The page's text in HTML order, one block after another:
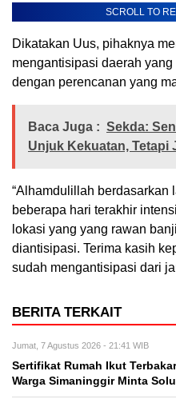
SCROLL TO
Dikatakan Uus, pihaknya
mengantisipasi daerah
dengan perencanan yang
Baca Juga : Sekda:
Unjuk Kekuatan, Tetapi
“Alhamdulillah berdasarkan
beberapa hari terakhir
lokasi yang yang rawan
diantisipasi. Terima kasih
sudah mengantisipasi dari
BERITA TERKAIT
Jumat, 7 Agustus 2026 - 21:41 WIB
Sertifikat Rumah Ikut
Warga Simaninggir Minta